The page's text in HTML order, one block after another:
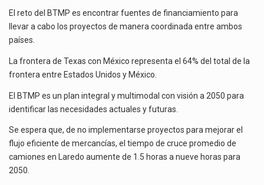
El reto del BTMP es encontrar fuentes de financiamiento para
llevar a cabo los proyectos de manera coordinada entre ambos
países.
La frontera de Texas con México representa el 64% del total de la
frontera entre Estados Unidos y México.
El BTMP es un plan integral y multimodal con visión a 2050 para
identificar las necesidades actuales y futuras.
Se espera que, de no implementarse proyectos para mejorar el
flujo eficiente de mercancías, el tiempo de cruce promedio de
camiones en Laredo aumente de 1.5 horas a nueve horas para
2050.